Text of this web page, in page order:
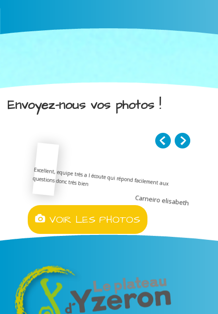
Envoyez-nous vos photos !
Excellent, equipe très a l écoute qui répond facilement aux
questions donc très bien
Carneiro elisabeth
VOIR LES PHOTOS